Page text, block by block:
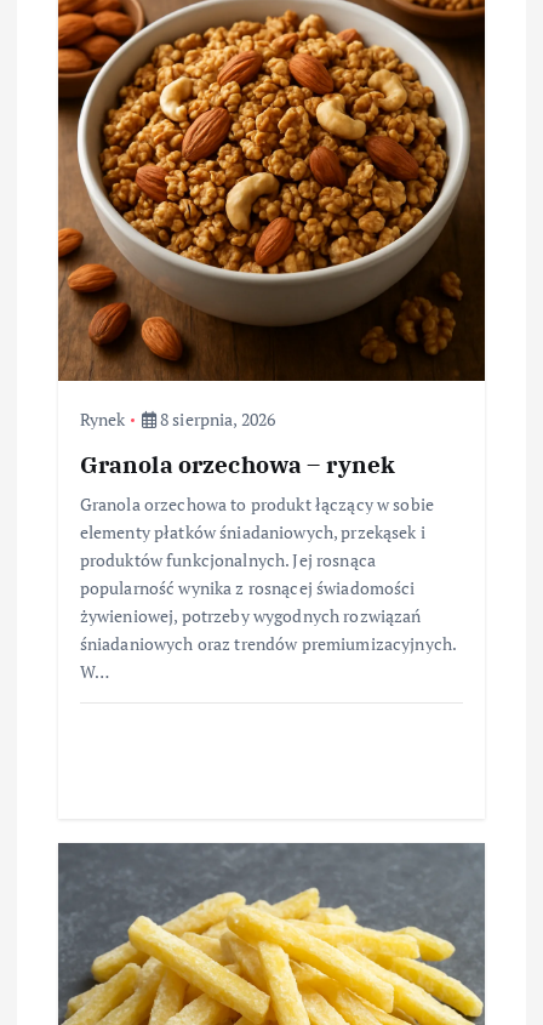
Rynek 8 sierpnia, 2026
Granola orzechowa – rynek
Granola orzechowa to produkt łączący w sobie
elementy płatków śniadaniowych, przekąsek i
produktów funkcjonalnych. Jej rosnąca
popularność wynika z rosnącej świadomości
żywieniowej, potrzeby wygodnych rozwiązań
śniadaniowych oraz trendów premiumizacyjnych.
W…